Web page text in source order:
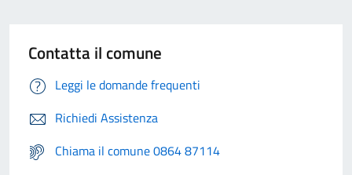
Contatta il comune
Leggi le domande frequenti
Richiedi Assistenza
Chiama il comune 0864 87114